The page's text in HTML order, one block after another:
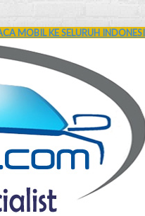
MOBIL KE SELURUH